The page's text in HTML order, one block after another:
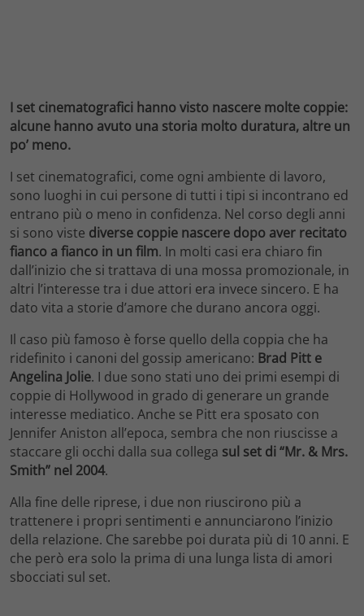
I set cinematografici hanno visto nascere molte coppie:
alcune hanno avuto una storia molto duratura, altre un
po’ meno.
I set cinematografici, come ogni ambiente di lavoro,
sono luoghi in cui persone di tutti i tipi si incontrano ed
entrano più o meno in confidenza. Nel corso degli anni
si sono viste diverse coppie nascere dopo aver recitato
fianco a fianco in un film. In molti casi era chiaro fin
dall’inizio che si trattava di una mossa promozionale, in
altri l’interesse tra i due attori era invece sincero. E ha
dato vita a storie d’amore che durano ancora oggi.
Il caso più famoso è forse quello della coppia che ha
ridefinito i canoni del gossip americano: Brad Pitt e
Angelina Jolie. I due sono stati uno dei primi esempi di
coppie di Hollywood in grado di generare un grande
interesse mediatico. Anche se Pitt era sposato con
Jennifer Aniston all’epoca, sembra che non riuscisse a
staccare gli occhi dalla sua collega sul set di “Mr. & Mrs.
Smith” nel 2004.
Alla fine delle riprese, i due non riuscirono più a
trattenere i propri sentimenti e annunciarono l’inizio
della relazione. Che sarebbe poi durata più di 10 anni. E
che però era solo la prima di una lunga lista di amori
sbocciati sul set.